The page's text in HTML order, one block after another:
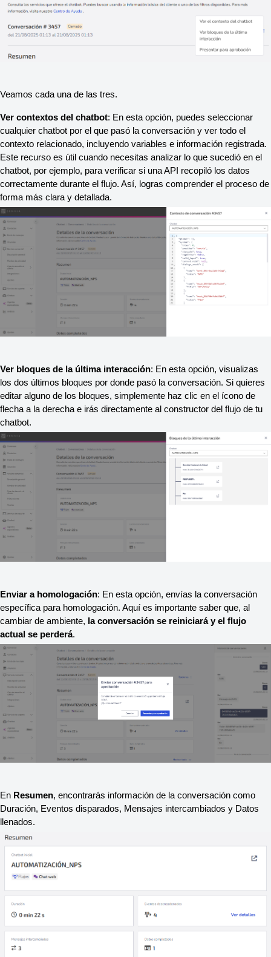
Veamos cada una de las tres.
Ver contextos del chatbot: En esta opción, puedes seleccionar
cualquier chatbot por el que pasó la conversación y ver todo el
contexto relacionado, incluyendo variables e información registrada.
Este recurso es útil cuando necesitas analizar lo que sucedió en el
chatbot, por ejemplo, para verificar si una API recopiló los datos
correctamente durante el flujo. Así, logras comprender el proceso de
forma más clara y detallada.
Ver bloques de la última interacción: En esta opción, visualizas
los dos últimos bloques por donde pasó la conversación. Si quieres
editar alguno de los bloques, simplemente haz clic en el ícono de
flecha a la derecha e irás directamente al constructor del flujo de tu
chatbot.
Enviar a homologación: En esta opción, envías la conversación
específica para homologación. Aquí es importante saber que, al
cambiar de ambiente, la conversación se reiniciará y el flujo
actual se perderá.
En Resumen, encontrarás información de la conversación como
Duración, Eventos disparados, Mensajes intercambiados y Datos
llenados.